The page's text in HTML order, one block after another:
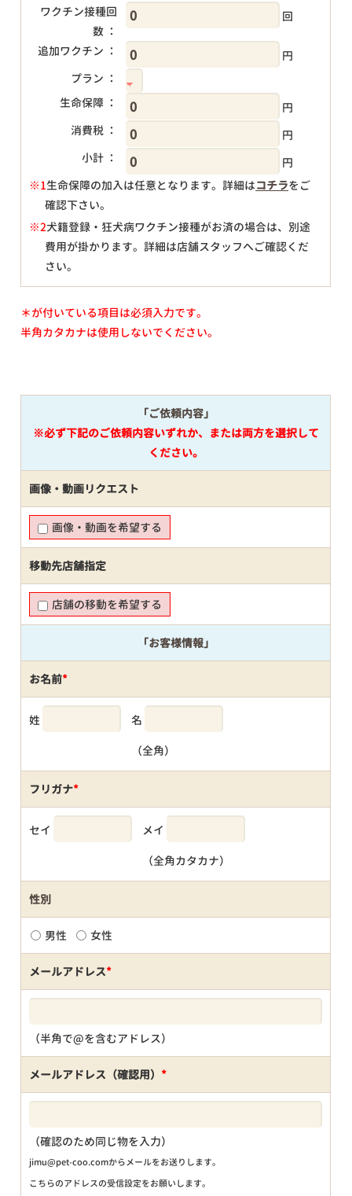
ワクチン接種回
数 ：
回
追加ワクチン ：
円
プラン ：
生命保障 ：
円
消費税 ：
円
小計 ：
円
※1生命保障の加入は任意となります。詳細はコチラをご
確認下さい。
※2犬籍登録・狂犬病ワクチン接種がお済の場合は、別途
費用が掛かります。詳細は店舗スタッフへご確認くだ
さい。
＊が付いている項目は必須入力です。
半角カタカナは使用しないでください。
「ご依頼内容」
※必ず下記のご依頼内容いずれか、または両方を選択して
ください。
画像・動画リクエスト
画像・動画を希望する
移動先店舗指定
店舗の移動を希望する
「お客様情報」
お名前*
姓 名
（全角）
フリガナ*
セイ メイ
（全角カタカナ）
性別
男性 女性
メールアドレス*
（半角で@を含むアドレス）
メールアドレス（確認用） *
（確認のため同じ物を入力）
jimu@pet-coo.comからメールをお送りします。
こちらのアドレスの受信設定をお願いします。